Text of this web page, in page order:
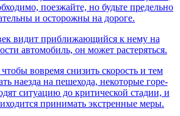
поезжайте, но будьте предельно
и осторожны на дороге.
видит приближающийся к нему на
автомобиль, он может растеряться.
вовремя снизить скорость и тем
наезда на пешехода, некоторые горе-
ситуацию до критической стадии, и
принимать экстренные меры.